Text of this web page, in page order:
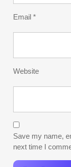
Email *
Website
Save my name,
next time I